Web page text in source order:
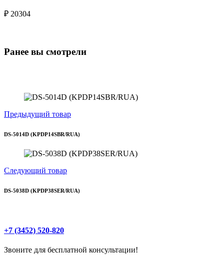
₽ 20304
Ранее вы смотрели
Предыдущий товар
DS-5014D (KPDP14SBR/RUA)
Следующий товар
DS-5038D (KPDP38SER/RUA)
+7 (3452) 520-820
Звоните для бесплатной консультации!